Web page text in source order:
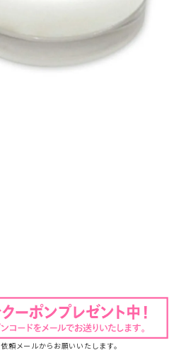
頼メールからお願いいたします。